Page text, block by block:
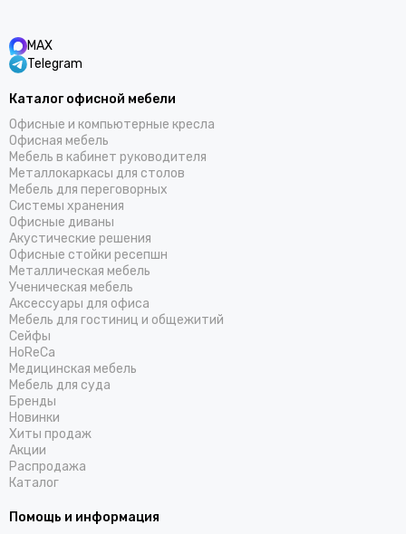
MAX
Telegram
Каталог офисной мебели
Офисные и компьютерные кресла
Офисная мебель
Мебель в кабинет руководителя
Металлокаркасы для столов
Мебель для переговорных
Системы хранения
Офисные диваны
Акустические решения
Офисные стойки ресепшн
Металлическая мебель
Ученическая мебель
Аксессуары для офиса
Мебель для гостиниц и общежитий
Cейфы
HoReCa
Медицинская мебель
Мебель для суда
Бренды
Новинки
Хиты продаж
Акции
Распродажа
Каталог
Помощь и информация